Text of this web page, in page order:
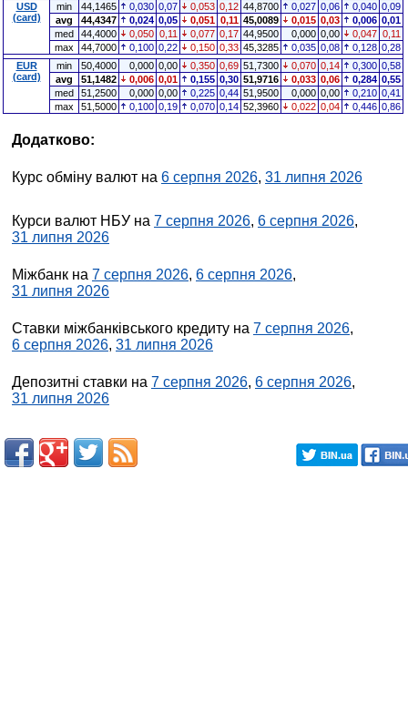
USD
(card)
min 44,1465 0,030 0,07 0,053 0,12 44,8700 0,027 0,06 0,040 0,09
avg
44,4347 0,024 0,05 0,051 0,11 45,0089 0,015 0,03 0,006 0,01
med
44,4000 0,050 0,11 0,077 0,17 44,9500 0,000 0,00 0,047 0,11
max
44,7000 0,100 0,22 0,150 0,33 45,3285 0,035 0,08 0,128 0,28
EUR
(card)
min 50,4000 0,000 0,00 0,350 0,69 51,7300 0,070 0,14 0,300 0,58
avg
51,1482 0,006 0,01 0,155 0,30 51,9716 0,033 0,06 0,284 0,55
med
51,2500 0,000 0,00 0,225 0,44 51,9500 0,000 0,00 0,210 0,41
max
51,5000 0,100 0,19 0,070 0,14 52,3960 0,022 0,04 0,446 0,86
Додатково:
Курс обміну валют на 6 серпня 2026, 31 липня 2026
Курси валют НБУ на 7 серпня 2026, 6 серпня 2026,
31 липня 2026
Міжбанк на 7 серпня 2026, 6 серпня 2026,
31 липня 2026
Ставки міжбанківського кредиту на 7 серпня 2026,
6 серпня 2026, 31 липня 2026
Депозитні ставки на 7 серпня 2026, 6 серпня 2026,
31 липня 2026